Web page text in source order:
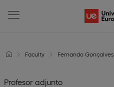
Faculty Fernando Gonçalves
Profesor adjunto